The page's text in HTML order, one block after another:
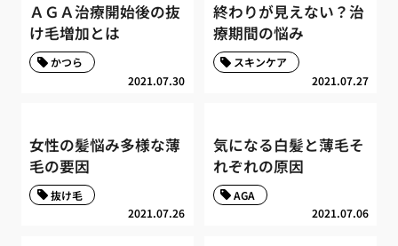
ＡＧＡ治療開始後の抜
け毛増加とは
2021.07.30
かつら
終わりが見えない？治
療期間の悩み
2021.07.27
スキンケア
女性の髪悩み多様な薄
毛の要因
2021.07.26
抜け毛
気になる白髪と薄毛そ
れぞれの原因
2021.07.06
AGA